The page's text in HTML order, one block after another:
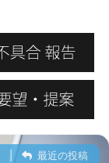
最近の投稿